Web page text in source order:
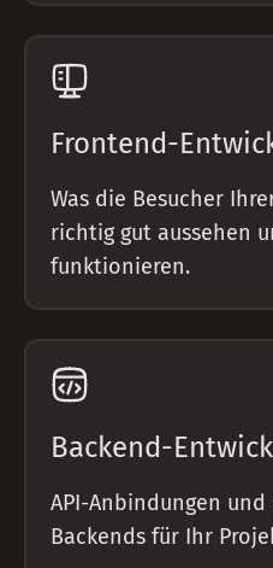
Frontend-
Was die Besucher
richtig gut aussehen
funktionieren.
Backend-
API-Anbindungen
Backends für Ihr